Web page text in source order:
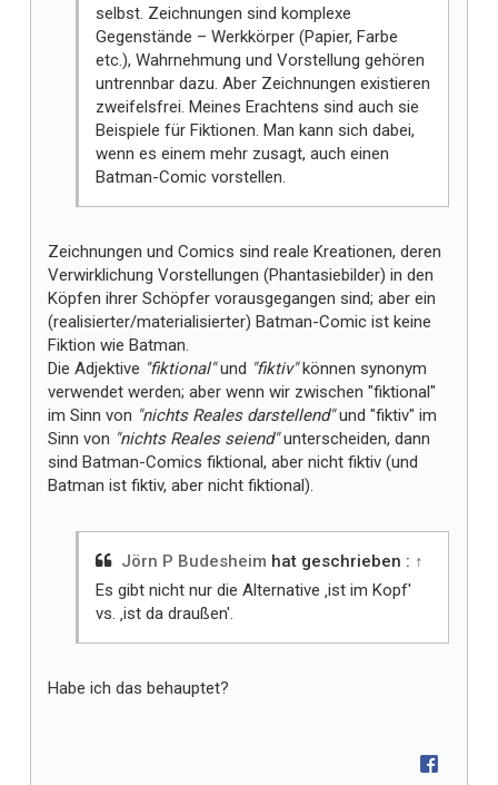
selbst. Zeichnungen sind komplexe
Gegenstände – Werkkörper (Papier, Farbe
etc.), Wahrnehmung und Vorstellung gehören
untrennbar dazu. Aber Zeichnungen existieren
zweifelsfrei. Meines Erachtens sind auch sie
Beispiele für Fiktionen. Man kann sich dabei,
wenn es einem mehr zusagt, auch einen
Batman-Comic vorstellen.
Zeichnungen und Comics sind reale Kreationen, deren
Verwirklichung Vorstellungen (Phantasiebilder) in den
Köpfen ihrer Schöpfer vorausgegangen sind; aber ein
(realisierter/materialisierter) Batman-Comic ist keine
Fiktion wie Batman.
Die Adjektive "fiktional"und "fiktiv"können synonym
verwendet werden; aber wenn wir zwischen "fiktional"
im Sinn von "nichts Reales darstellend"und "fiktiv" im
Sinn von "nichts Reales seiend"unterscheiden, dann
sind Batman-Comics fiktional, aber nicht fiktiv (und
Batman ist fiktiv, aber nicht fiktional).
Jörn P Budesheim hat geschrieben : ↑
Es gibt nicht nur die Alternative ‚ist im Kopf'
vs. ‚ist da draußen'.
Habe ich das behauptet?